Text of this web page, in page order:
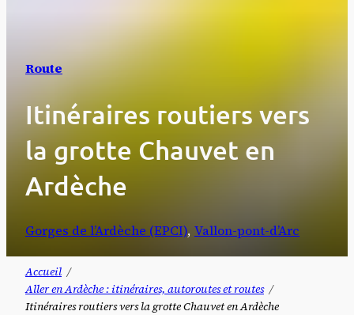
Route
Itinéraires routiers vers
la grotte Chauvet en
Ardèche
Gorges de l’Ardèche (EPCI), Vallon-pont-d’Arc
Accueil
Aller en Ardèche : itinéraires, autoroutes et routes
Itinéraires routiers vers la grotte Chauvet en Ardèche